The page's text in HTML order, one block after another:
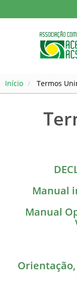
Início Termos
Manual
Manual